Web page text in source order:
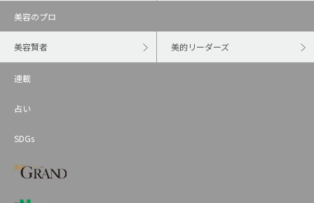
美容のプロ
美容賢者 美的リーダーズ
連載
占い
SDGs